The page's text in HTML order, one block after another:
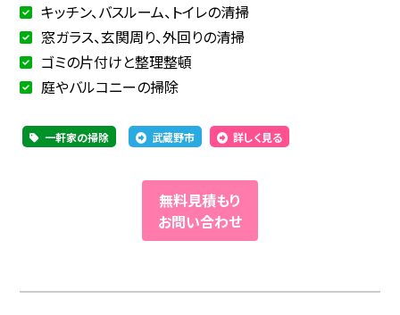
キッチン、バスルーム、トイレの清掃
窓ガラス、玄関周り、外回りの清掃
ゴミの片付けと整理整頓
庭やバルコニーの掃除
一軒家の掃除 武蔵野市 詳しく見る
無料見積もり
お問い合わせ